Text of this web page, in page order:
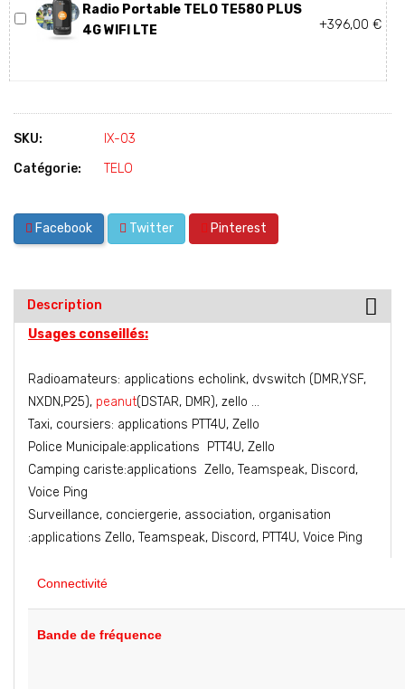
Radio Portable TELO TE580 PLUS
4G WIFI LTE
+396,00 €
SKU:
IX-03
Catégorie:
TELO
Facebook Twitter Pinterest
Description
Usages conseillés:
Radioamateurs: applications echolink, dvswitch (DMR,YSF,
NXDN,P25), peanut(DSTAR, DMR), zello ...
Taxi, coursiers: applications PTT4U, Zello
Police Municipale:applications PTT4U, Zello
Camping cariste:applications Zello, Teamspeak, Discord,
Voice Ping
Surveillance, conciergerie, association, organisation
:applications Zello, Teamspeak, Discord, PTT4U, Voice Ping
Connectivité
Bande de fréquence